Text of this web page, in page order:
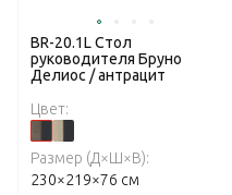
BR-20.1L Стол
руководителя Бруно
Делиос / антрацит
Цвет:
Размер (Д×Ш×В):
230×219×76 см